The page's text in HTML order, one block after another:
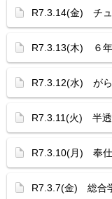
R7.3.14(金) チ
R7.3.13(木) ６
R7.3.12(水) がら
R7.3.11(火) 半透
R7.3.10(月) 奉
R7.3.7(金) 総合